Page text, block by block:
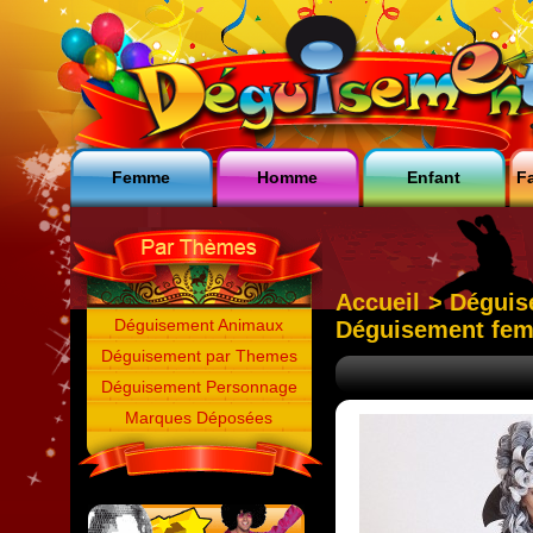
Femme Homme Enfant
Déguisement Animaux
Déguisement par Themes
Déguisement Personnage
Marques Déposées
Accueil >
Déguisement